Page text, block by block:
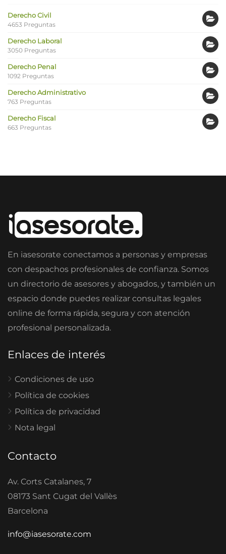
Derecho Civil
4653 Preguntas
Derecho Laboral
3050 Preguntas
Derecho Penal
1092 Preguntas
Derecho Administrativo
763 Preguntas
Derecho Fiscal
663 Preguntas
En iasesorate conectamos a personas y empresas
con despachos profesionales de confianza. Somos
un directorio de asesores y abogados, y también un
espacio donde puedes realizar consultas legales
online de forma rápida, segura y con atención
profesional personalizada.
Enlaces de interés
Condiciones de uso
Política de cookies
Política de privacidad
Nota legal
Contacto
Av. Corts Catalanes, 7
08173 Sant Cugat del Vallès
Barcelona
info@iasesorate.com